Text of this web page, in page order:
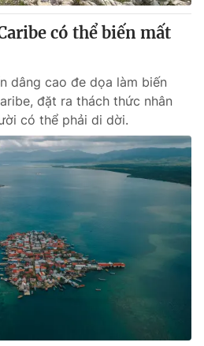
thức nếu không có sự chấp
VTV.vn khi phát hành lại
có thể biến mất
dâng cao đe dọa làm biến
đặt ra thách thức nhân
có thể phải di dời.